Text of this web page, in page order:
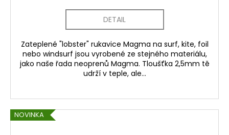
DETAIL
Zateplené "lobster" rukavice Magma na surf, kite, foil
nebo windsurf jsou vyrobené ze stejného materiálu,
jako naše řada neoprenů Magma. Tloušťka 2,5mm tě
udrží v teple, ale...
NOVINKA